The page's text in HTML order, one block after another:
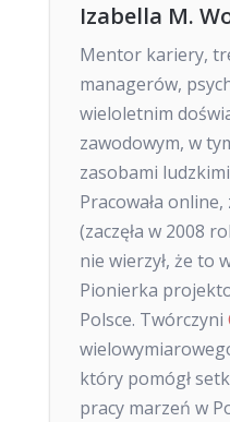
Izabella M.
Mentor kariery,
managerów,
wieloletnim
zawodowym, w
zasobami
Pracowała
(zaczęła w 2008
nie wierzył, że to
Pionierka
Polsce. Twórczyni
który pomógł
pracy marzeń w